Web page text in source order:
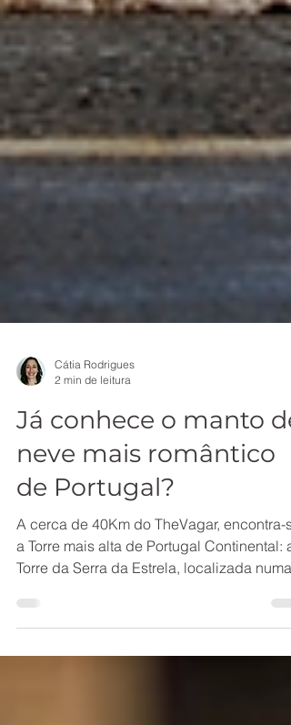
Cátia Rodrigues
2 min de leitura
Já conhece o manto de
neve mais romântico
de Portugal?
A cerca de 40Km do TheVagar, encontra-se
a Torre mais alta de Portugal Continental: a